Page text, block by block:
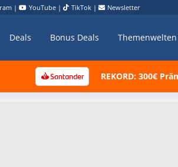
| YouTube | TikTok | Newsletter
Deals Bonus Deals Themenwelten
REKORD: 300€